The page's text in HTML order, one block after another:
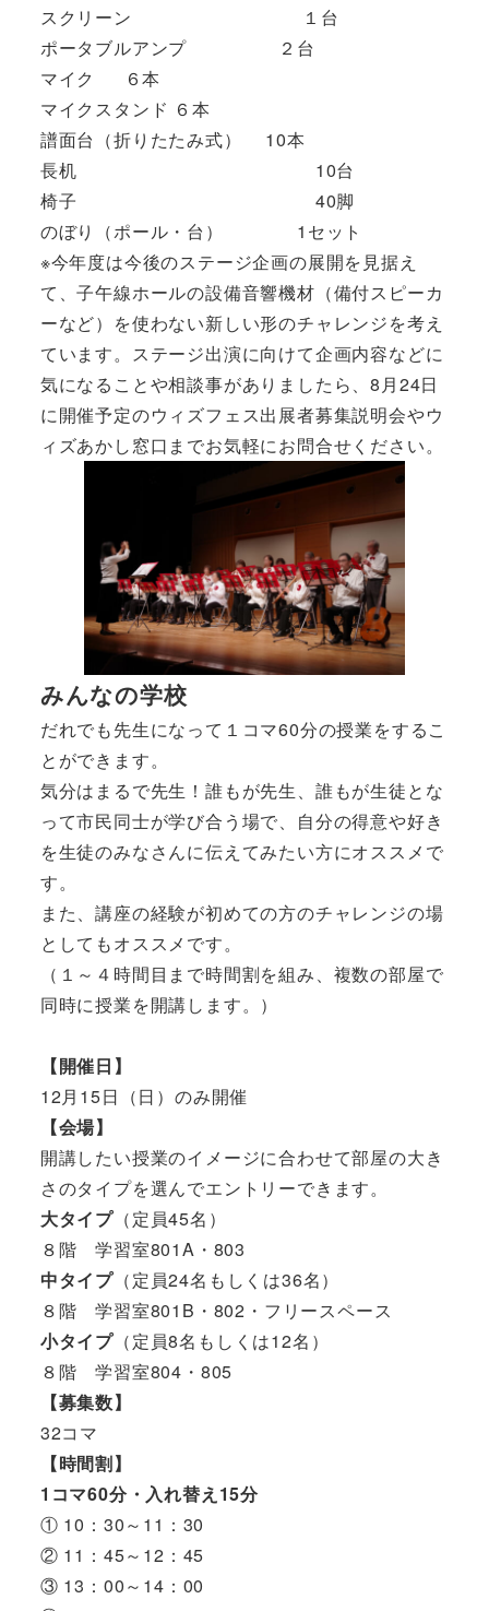
スクリーン １台
ポータブルアンプ ２台
マイク ６本
マイクスタンド ６本
譜面台（折りたたみ式） 10本
長机 10台
椅子 40脚
のぼり（ポール・台） 1セット
※今年度は今後のステージ企画の展開を見据え
て、子午線ホールの設備音響機材（備付スピーカ
ーなど）を使わない新しい形のチャレンジを考え
ています。ステージ出演に向けて企画内容などに
気になることや相談事がありましたら、8月24日
に開催予定のウィズフェス出展者募集説明会やウ
ィズあかし窓口までお気軽にお問合せください。
みんなの学校
だれでも先生になって１コマ60分の授業をするこ
とができます。
気分はまるで先生！誰もが先生、誰もが生徒とな
って市民同士が学び合う場で、自分の得意や好き
を生徒のみなさんに伝えてみたい方にオススメで
す。
また、講座の経験が初めての方のチャレンジの場
としてもオススメです。
（１～４時間目まで時間割を組み、複数の部屋で
同時に授業を開講します。）
【開催日】
12月15日（日）のみ開催
【会場】
開講したい授業のイメージに合わせて部屋の大き
さのタイプを選んでエントリーできます。
大タイプ （定員45名）
８階 学習室801A・803
中タイプ （定員24名もしくは36名）
８階 学習室801B・802・フリースペース
小タイプ （定員8名もしくは12名）
８階 学習室804・805
【募集数】
32コマ
【時間割】
1コマ60分・入れ替え15分
① 10：30～11：30
② 11：45～12：45
③ 13：00～14：00